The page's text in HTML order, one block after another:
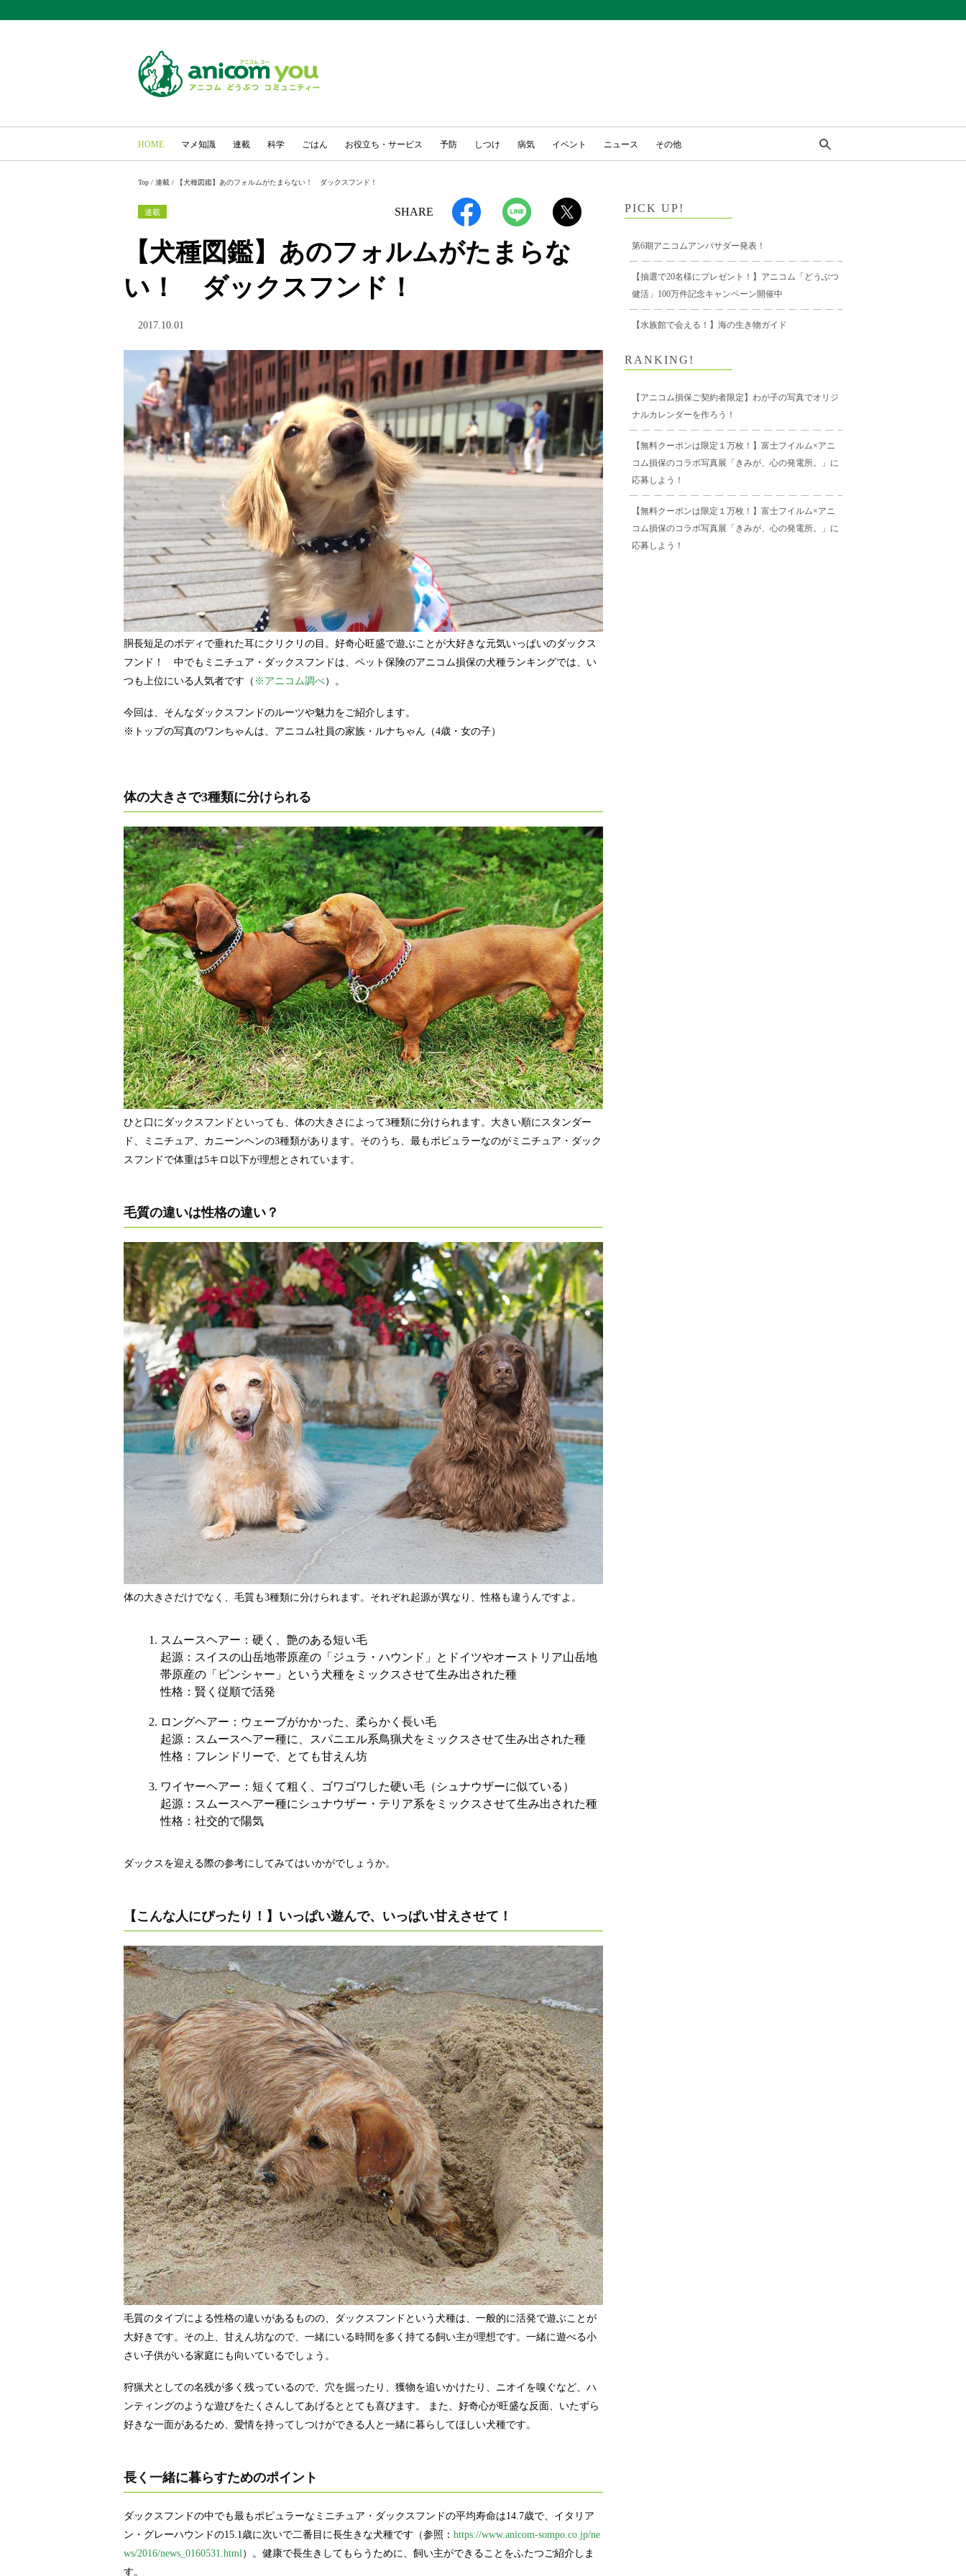
HOME マメ知識 連載 科学 ごはん お役立ち・サービス 予防 しつけ 病気 イベント ニュース その他
Top / 連載 / 【犬種図鑑】あのフォルムがたまらない！ ダックスフンド！
SHARE
連載
【犬種図鑑】あのフォルムがたまらな
い！ ダックスフンド！
2017.10.01
胴長短足のボディで垂れた耳にクリクリの目。好奇心旺盛で遊ぶことが大好きな元気いっぱいのダックス
フンド！ 中でもミニチュア・ダックスフンドは、ペット保険のアニコム損保の犬種ランキングでは、い
つも上位にいる人気者です（ ※アニコム調べ）。
今回は、そんなダックスフンドのルーツや魅力をご紹介します。
※トップの写真のワンちゃんは、アニコム社員の家族・ルナちゃん（4歳・女の子）
体の大きさで3種類に分けられる
ひと口にダックスフンドといっても、体の大きさによって3種類に分けられます。大きい順にスタンダー
ド、ミニチュア、カニーンヘンの3種類があります。そのうち、最もポピュラーなのがミニチュア・ダック
スフンドで体重は5キロ以下が理想とされています。
毛質の違いは性格の違い？
体の大きさだけでなく、毛質も3種類に分けられます。それぞれ起源が異なり、性格も違うんですよ。
スムースヘアー：硬く、艶のある短い毛
起源：スイスの山岳地帯原産の「ジュラ・ハウンド」とドイツやオーストリア山岳地
帯原産の「ピンシャー」という犬種をミックスさせて生み出された種
性格：賢く従順で活発
ロングヘアー：ウェーブがかかった、柔らかく長い毛
起源：スムースヘアー種に、スパニエル系鳥猟犬をミックスさせて生み出された種
性格：フレンドリーで、とても甘えん坊
ワイヤーヘアー：短くて粗く、ゴワゴワした硬い毛（シュナウザーに似ている）
起源：スムースヘアー種にシュナウザー・テリア系をミックスさせて生み出された種
性格：社交的で陽気
ダックスを迎える際の参考にしてみてはいかがでしょうか。
【こんな人にぴったり！】いっぱい遊んで、いっぱい甘えさせて！
毛質のタイプによる性格の違いがあるものの、ダックスフンドという犬種は、一般的に活発で遊ぶことが
大好きです。その上、甘えん坊なので、一緒にいる時間を多く持てる飼い主が理想です。一緒に遊べる小
さい子供がいる家庭にも向いているでしょう。
狩猟犬としての名残が多く残っているので、穴を掘ったり、獲物を追いかけたり、ニオイを嗅ぐなど、ハ
ンティングのような遊びをたくさんしてあげるととても喜びます。 また、好奇心が旺盛な反面、いたずら
好きな一面があるため、愛情を持ってしつけができる人と一緒に暮らしてほしい犬種です。
長く一緒に暮らすためのポイント
ダックスフンドの中でも最もポピュラーなミニチュア・ダックスフンドの平均寿命は14.7歳で、イタリア
ン・グレーハウンドの15.1歳に次いで二番目に長生きな犬種です（参照： https://www.anicom-sompo.co.jp/ne
ws/2016/news_0160531.html ）。健康で長生きしてもらうために、飼い主ができることをふたつご紹介しま
す。
PICK UP!
第6期アニコムアンバサダー発表！
【抽選で20名様にプレゼント！】アニコム「どうぶつ
健活」100万件記念キャンペーン開催中
【水族館で会える！】海の生き物ガイド
RANKING!
【アニコム損保ご契約者限定】わが子の写真でオリジ
ナルカレンダーを作ろう！
【無料クーポンは限定１万枚！】富士フイルム×アニ
コム損保のコラボ写真展「きみが、心の発電所。」に
応募しよう！
【無料クーポンは限定１万枚！】富士フイルム×アニ
コム損保のコラボ写真展「きみが、心の発電所。」に
応募しよう！